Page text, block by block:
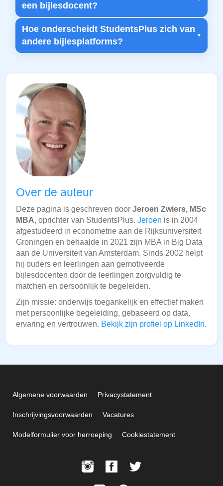
een bijlesdocent?
Hoe onderscheidt StudentsPlus zich van
andere bijlesplatforms?
Over de auteur
Deze pagina is geschreven door Jeroen Zwiers, MSc
MBA, oprichter van StudentsPlus. Jeroen is in 2004
afgestudeerd in econometrie aan de Rijksuniversiteit
Groningen en behaalde in 2021 zijn MBA in Big Data
aan de Universiteit van Amsterdam. Sinds 2002 helpt
hij ouders en leerlingen aan gemotiveerde
bijlesdocenten door de leerlingen zorgvuldig te
matchen en persoonlijk te begeleiden.
Zijn missie: onderwijs toegankelijk en effectief maken
met persoonlijke begeleiding, gebaseerd op data,
ervaring en vertrouwen. Bekijk zijn profiel op LinkedIn.
Algemene voorwaarden Privacystatement
Inschrijvingsvoorwaarden Vacatures
Modelformulier voor herroeping Cookiestatement